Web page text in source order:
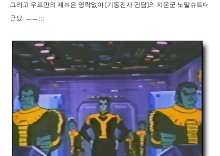
그리고 우르만의 제복은 영락없이 [기동전사 건담]의 지온군 노말슈트더
군요. ㅡㅡ;;;